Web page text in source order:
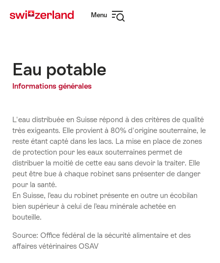
sur
rapide
Menu
Eau potable
Informations générales
L'eau distribuée en Suisse répond à des critères de qualité
très exigeants. Elle provient à 80% d'origine souterraine, le
reste étant capté dans les lacs. La mise en place de zones
de protection pour les eaux souterraines permet de
distribuer la moitié de cette eau sans devoir la traiter. Elle
peut être bue à chaque robinet sans présenter de danger
pour la santé.
En Suisse, l’eau du robinet présente en outre un écobilan
bien supérieur à celui de l’eau minérale achetée en
bouteille.
Source: Office fédéral de la sécurité alimentaire et des
affaires vétérinaires OSAV